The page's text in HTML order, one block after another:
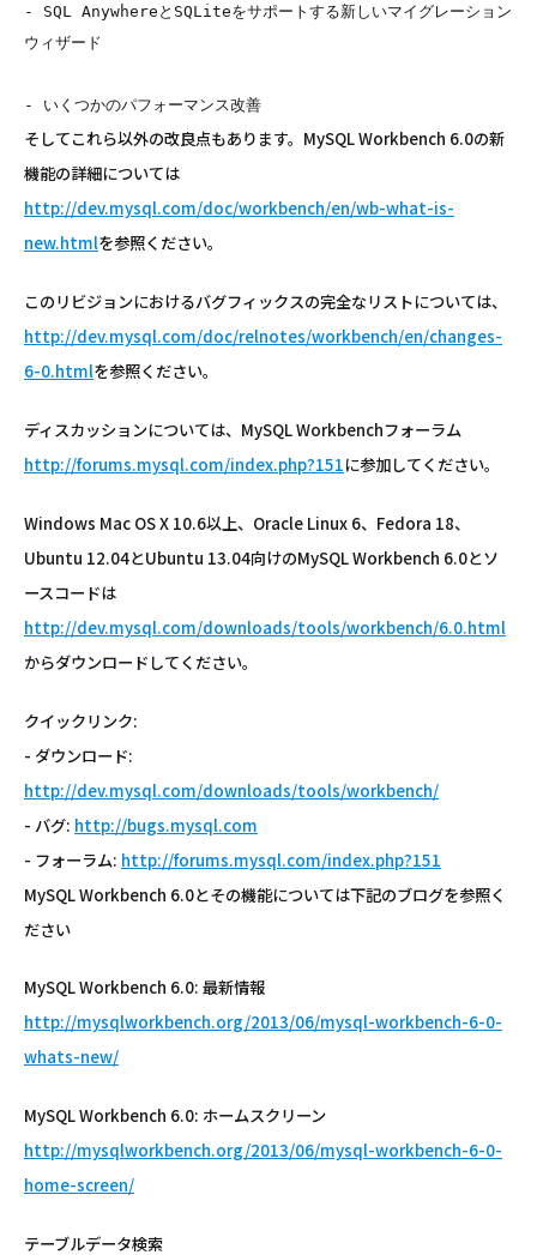
- SQL AnywhereとSQLiteをサポートする新しいマイグレーション
ウィザード
そしてこれら以外の改良点もあります。MySQL Workbench 6.0の新
機能の詳細については
http://dev.mysql.com/doc/workbench/en/wb-what-is-
new.htmlを参照ください。
このリビジョンにおけるバグフィックスの完全なリストについては、
http://dev.mysql.com/doc/relnotes/workbench/en/changes-
6-0.htmlを参照ください。
ディスカッションについては、MySQL Workbenchフォーラム
http://forums.mysql.com/index.php?151に参加してください。
Windows Mac OS X 10.6以上、Oracle Linux 6、Fedora 18、
Ubuntu 12.04とUbuntu 13.04向けのMySQL Workbench 6.0とソ
ースコードは
http://dev.mysql.com/downloads/tools/workbench/6.0.html
からダウンロードしてください。
クイックリンク:
- ダウンロード:
http://dev.mysql.com/downloads/tools/workbench/
- バグ: http://bugs.mysql.com
- フォーラム: http://forums.mysql.com/index.php?151
MySQL Workbench 6.0とその機能については下記のブログを参照く
ださい
MySQL Workbench 6.0: 最新情報
http://mysqlworkbench.org/2013/06/mysql-workbench-6-0-
whats-new/
MySQL Workbench 6.0: ホームスクリーン
http://mysqlworkbench.org/2013/06/mysql-workbench-6-0-
home-screen/
テーブルデータ検索